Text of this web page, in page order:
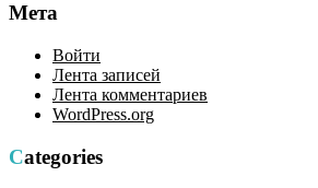
Мета
Войти
Лента записей
Лента комментариев
WordPress.org
Categories